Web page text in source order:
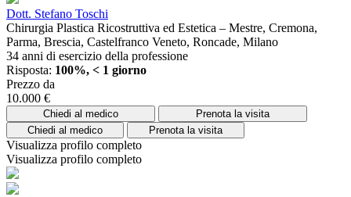
Dott. Stefano Toschi
Chirurgia Plastica Ricostruttiva ed Estetica – Mestre, Cremona,
Parma, Brescia, Castelfranco Veneto, Roncade, Milano
34 anni di esercizio della professione
Risposta: 100%, < 1 giorno
Prezzo da
10.000 €
Chiedi al medico
Prenota la visita
Chiedi al medico
Prenota la visita
Visualizza profilo completo
Visualizza profilo completo